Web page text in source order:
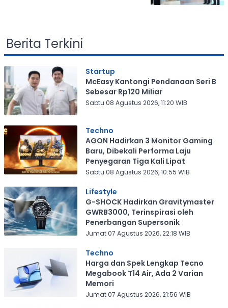
Berita Terkini
Startup
McEasy Kantongi Pendanaan Seri B
Sebesar Rp120 Miliar
Sabtu 08 Agustus 2026, 11:20 WIB
Techno
AGON Hadirkan 3 Monitor Gaming
Baru, Dibekali Performa Laju
Penyegaran Tiga Kali Lipat
Sabtu 08 Agustus 2026, 10:55 WIB
Lifestyle
G-SHOCK Hadirkan Gravitymaster
GWRB3000, Terinspirasi oleh
Penerbangan Supersonik
Jumat 07 Agustus 2026, 22:18 WIB
Techno
Harga dan Spek Lengkap Tecno
Megabook T14 Air, Ada 2 Varian
Memori
Jumat 07 Agustus 2026, 21:56 WIB